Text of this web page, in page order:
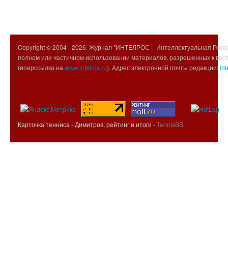
Copyright © 2004 -2026. Журнал "ИНТЕЛРОС – Интеллектуальная
полном или частичном использовании материалов, разрешенных к
гиперссылка на www.intelros.ru). Адрес электронной почты редакции:
Карточка тенниса - Димитров, рейтинг и итоги -TennisBB.